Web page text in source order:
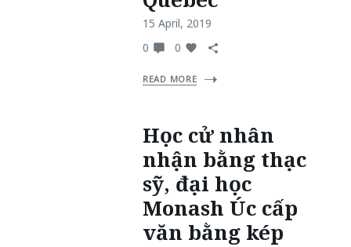
15 April, 2019
0
0
READ MORE
Học cử nhân
nhận bằng thạc
sỹ, đại học
Monash Úc cấp
văn bằng kép